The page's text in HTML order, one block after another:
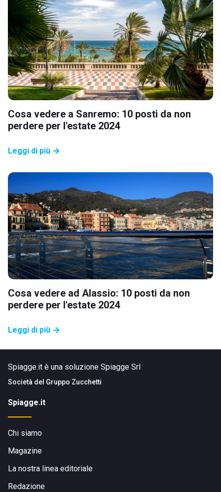
Cosa vedere a Sanremo: 10 posti da non
perdere per l'estate 2024
Leggi di più
Cosa vedere ad Alassio: 10 posti da non
perdere per l'estate 2024
Leggi di più
Spiagge.it è una soluzione Spiagge Srl
Società del Gruppo Zucchetti
Spiagge.it
Chi siamo
Magazine
La nostra linea editoriale
Redazione